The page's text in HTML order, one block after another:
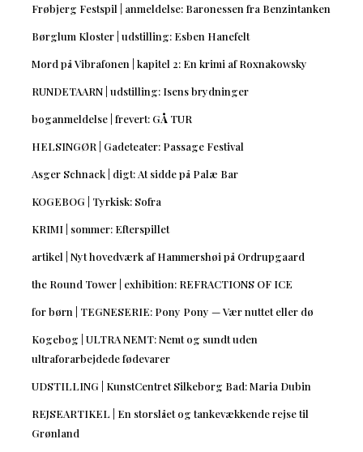
Frøbjerg Festspil | anmeldelse: Baronessen fra Benzintanken
Børglum Kloster | udstilling: Esben Hanefelt
Mord på Vibrafonen | kapitel 2: En krimi af Roxnakowsky
RUNDETAARN | udstilling: Isens brydninger
boganmeldelse | frevert: GÅ TUR
HELSINGØR | Gadeteater: Passage Festival
Asger Schnack | digt: At sidde på Palæ Bar
KOGEBOG | Tyrkisk: Sofra
KRIMI | sommer: Efterspillet
artikel | Nyt hovedværk af Hammershøi på Ordrupgaard
the Round Tower | exhibition: REFRACTIONS OF ICE
for børn | TEGNESERIE: Pony Pony — Vær nuttet eller dø
Kogebog | ULTRA NEMT: Nemt og sundt uden
ultraforarbejdede fødevarer
UDSTILLING | KunstCentret Silkeborg Bad: Maria Dubin
REJSEARTIKEL | En storslået og tankevækkende rejse til
Grønland